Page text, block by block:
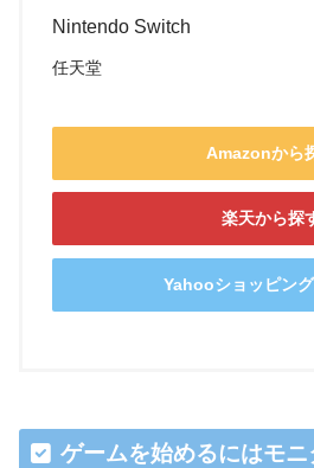
Nintendo Switch
任天堂
Amazonから
楽天から探
Yahooショッピン
ゲームを始めるにはモ